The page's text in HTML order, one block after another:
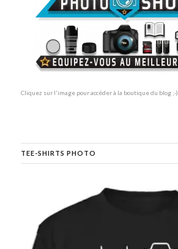
Cliquez sur l'image pour accéder à la boutique du blog ;-)
TEE-SHIRTS PHOTO